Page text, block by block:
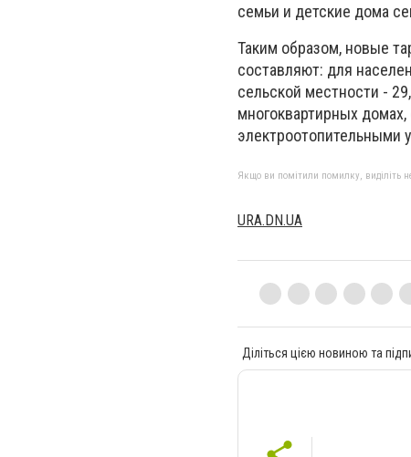
семьи и детские дома
Таким образом, новые
составляют: для
сельской местности -
многоквартирных
электроотопительными
Якщо ви помітили помилку, виділіть
URA.DN.UA
Діліться цією новиною та